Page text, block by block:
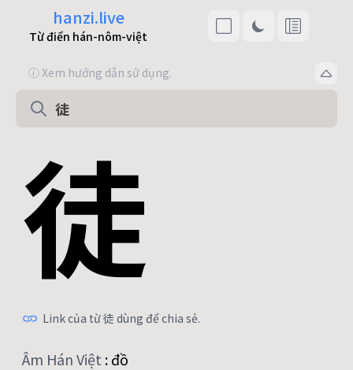
hanzi.live
Từ điển hán-nôm-việt
ⓘ Xem hướng dẫn sử dụng.
徒
Link của từ 徒 dùng để chia sẻ.
Âm Hán Việt :đồ